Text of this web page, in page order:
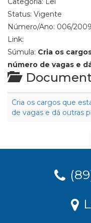
Status: Vigente
Número/Ano: 006/2009
Link:
Súmula: Cria os
número de vagas e
Cria os cargos que
de vagas e dá outras